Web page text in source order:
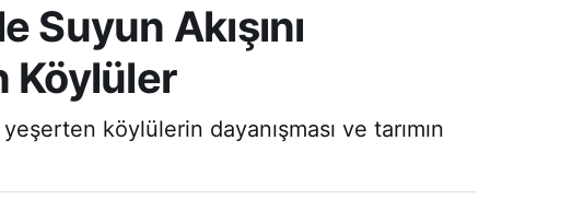
Akışını
Köylüler
köylülerin dayanışması ve tarımın